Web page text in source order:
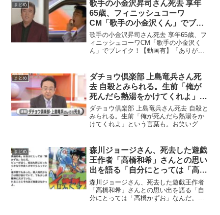
ームで倒れていた...
まとめ
歌手の小金沢昇司さん死去 享年
65歳、フィニッシュコーワ
CM「歌手の小金沢くん」でブレ
イク！【動画有】
歌手の小金沢昇司さん死去 享年65歳、フ
ィニッシュコーワCM「歌手の小金沢く
ん」でブレイク！【動画有】「ありがと
じ）さん（本名同じ）が11日、神奈川県
内の病院で呼吸不全...
まとめ
ダチョウ倶楽部 上島竜兵さん死
去 自殺とみられる。生前「俺が
死んだら熱湯をかけてくれよ」と
いう言葉も。
ダチョウ倶楽部 上島竜兵さん死去 自殺と
みられる。生前「俺が死んだら熱湯をか
けてくれよ」という言葉も。お笑いグル
死去したことがわかった。めざましテレ
ビの報道によれば自...
まとめ
森川ジョージさん、死去した遊戯
王作者「高橋和希」さんとの思い
出を語る「自分にとっては「高橋
かずお」なんだ。」
森川ジョージさん、死去した遊戯王作者
「高橋和希」さんとの思い出を語る「自
分にとっては「高橋かずお」なんだ。」